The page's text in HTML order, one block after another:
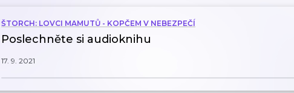
ŠTORCH: LOVCI MAMUTŮ - KOPČEM V NEBEZPEČÍ
Poslechněte si audioknihu
17. 9. 2021